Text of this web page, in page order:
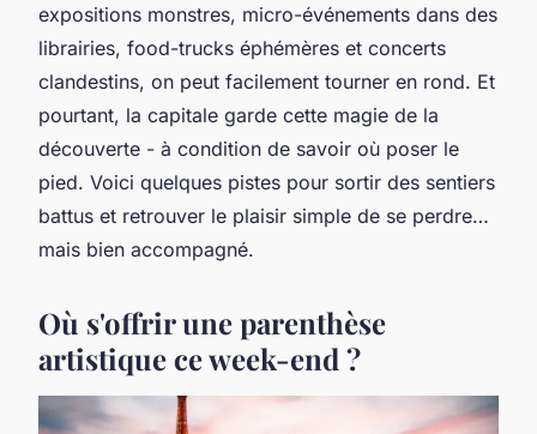
expositions monstres, micro-événements dans des
librairies, food-trucks éphémères et concerts
clandestins, on peut facilement tourner en rond. Et
pourtant, la capitale garde cette magie de la
découverte - à condition de savoir où poser le
pied. Voici quelques pistes pour sortir des sentiers
battus et retrouver le plaisir simple de se perdre…
mais bien accompagné.
Où s'offrir une parenthèse
artistique ce week-end ?